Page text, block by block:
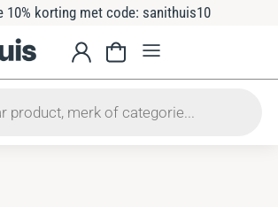
10% korting met code: sanithuis10